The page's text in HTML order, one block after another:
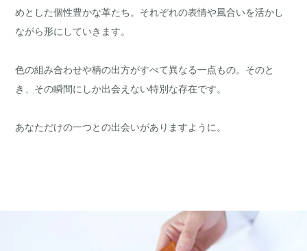
めとした個性豊かな革たち。それぞれの表情や風合いを活かし
ながら形にしていきます。
色の組み合わせや柄の出方がすべて異なる一点もの。そのと
き、その瞬間にしか出会えない特別な存在です。
あなただけの一つとの出会いがありますように。